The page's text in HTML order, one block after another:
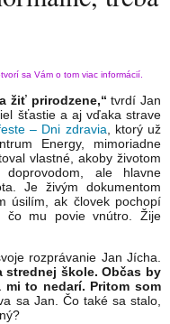
sa Vám o tom viac informácií.
žiť prirodzene,“ tvrdí Jan
šťastie a aj vďaka strave
– Dni zdravia , ktorý už
Energy, mimoriadne
vlastné, akoby životom
ale hlavne
Je živým dokumentom
úsilím, ak človek pochopí
čo mu povie vnútro. Žije
rozprávanie Jan Jícha.
strednej škole. Občas by
to nedarí. Pritom som
sa Jan. Čo také sa stalo,